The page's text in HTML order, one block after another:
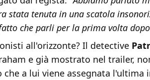
stata tenuta in una scatola
che parli per la prima volta
all'orizzonte? Il detective
e già mostrato nel trailer,
che a lui viene assegnata l'ultima